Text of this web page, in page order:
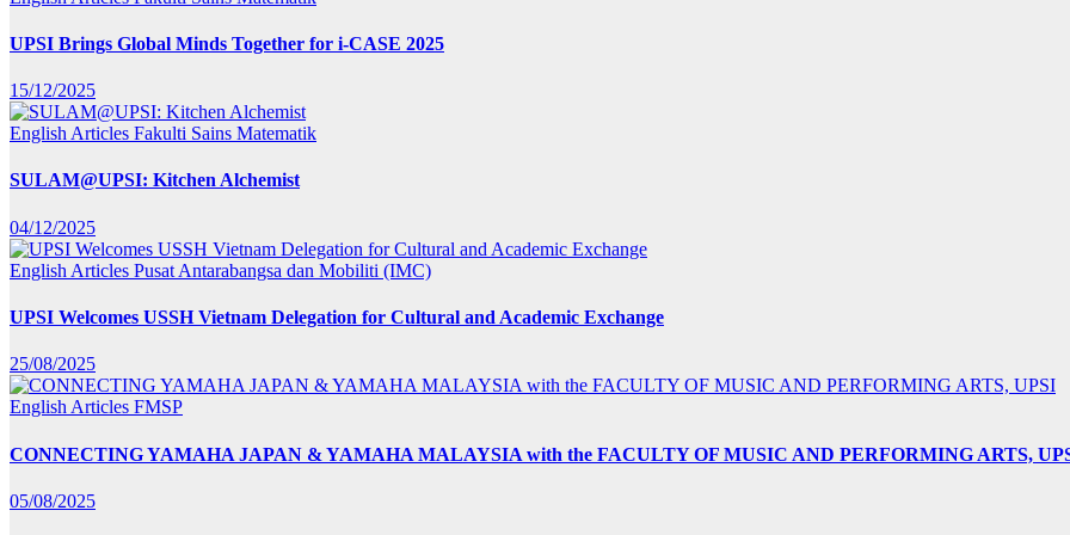
UPSI Brings Global Minds Together for i-CASE 2025
15/12/2025
English Articles Fakulti Sains Matematik
SULAM@UPSI: Kitchen Alchemist
04/12/2025
English Articles Pusat Antarabangsa dan Mobiliti (IMC)
UPSI Welcomes USSH Vietnam Delegation for Cultural and Academic Exchange
25/08/2025
English Articles FMSP
CONNECTING YAMAHA JAPAN & YAMAHA MALAYSIA with the FACULTY OF MUSIC AND PERFORMING ARTS,
05/08/2025